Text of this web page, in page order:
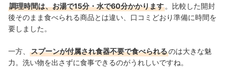
調理時間は、お湯で15分・水で60分かかります 。比較した開封
後そのまま食べられる商品とは違い、口コミどおり準備に時間を
要しました。
一方、 スプーンが付属され食器不要で食べられるのは大きな魅
力。洗い物を出さずに食事できるのがうれしいですね。